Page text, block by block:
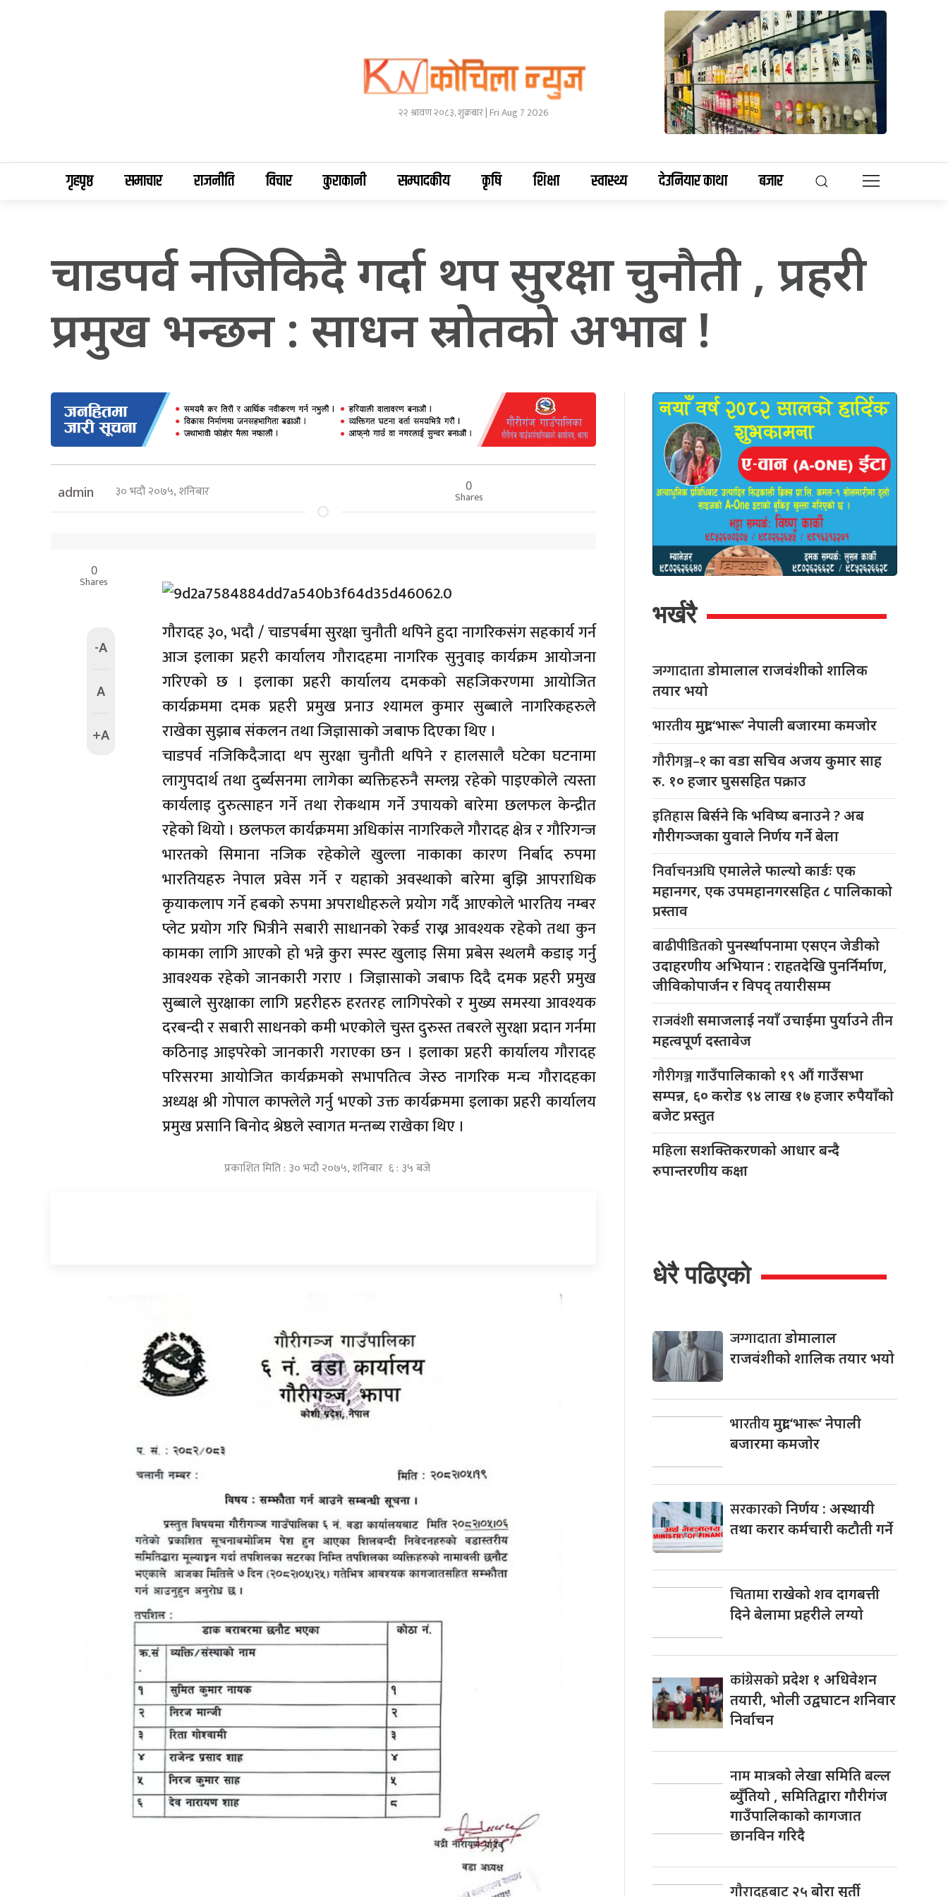
२२ श्रावण २०८३, शुक्रबार | Fri Aug 7 2026
गृहपृष्ठ समाचार राजनीति विचार कुराकानी सम्पादकीय कृषि शिक्षा स्वास्थ्य देउनियार काथा बजार
चाडपर्व नजिकिदै गर्दा थप सुरक्षा चुनौती , प्रहरी
प्रमुख भन्छन : साधन स्रोतको अभाब !
admin ३० भदौ २०७५, शनिबार 0
Shares
0
Shares
-A
A
+A
गाैरादह ३०, भदाै / चाडपर्बमा सुरक्षा चुनौती थपिने हुदा नागरिकसंग सहकार्य गर्न
आज इलाका प्रहरी कार्यालय गौरादहमा नागरिक सुनुवाइ कार्यक्रम आयोजना
गरिएको छ । इलाका प्रहरी कार्यालय दमकको सहजिकरणमा आयोजित
कार्यक्रममा दमक प्रहरी प्रमुख प्रनाउ श्यामल कुमार सुब्बाले नागरिकहरुले
राखेका सुझाब संकलन तथा जिज्ञासाको जबाफ दिएका थिए ।
चाडपर्व नजिकिदैजादा थप सुरक्षा चुनौती थपिने र हालसालै घटेका घटनामा
लागुपदार्थ तथा दुर्ब्यसनमा लागेका ब्यक्तिहरुनै सम्लग्न रहेको पाइएकोले त्यस्ता
कार्यलाइ दुरुत्साहन गर्ने तथा रोकथाम गर्ने उपायको बारेमा छलफल केन्द्रीत
रहेको थियो । छलफल कार्यक्रममा अधिकांंस नागरिकले गौरादह क्षेत्र र गौरिगन्ज
भारतको सिमाना नजिक रहेकोले खुल्ला नाकाका कारण निर्बाद रुपमा
भारतियहरु नेपाल प्रवेस गर्ने र यहाको अवस्थाको बारेमा बुझि आपराधिक
कृयाकलाप गर्ने हबको रुपमा अपराधीहरुले प्रयोग गर्दै आएकोले भारतिय नम्बर
प्लेट प्रयाेग गरि भित्रीने सबारी साधानको रेकर्ड राख्न आवश्यक रहेको तथा कुन
कामका लागि आएको हो भन्ने कुरा स्पस्ट खुलाइ सिमा प्रबेस स्थलमै कडाइ गर्नु
आवश्यक रहेको जानकारी गराए । जिज्ञासाको जबाफ दिदै दमक प्रहरी प्रमुख
सुब्बाले सुरक्षाका लागि प्रहरीहरु हरतरह लागिपरेको र मुख्य समस्या आवश्यक
दरबन्दी र सबारी साधनको कमी भएकोले चुस्त दुरुस्त तबरले सुरक्षा प्रदान गर्नमा
कठिनाइ आइपरेको जानकारी गराएका छन । इलाका प्रहरी कार्यालय गौरादह
परिसरमा आयोजित कार्यक्रमको सभापतित्व जेस्ठ नागरिक मन्च गौरादहका
अध्यक्ष श्री गोपाल काफ्लेले गर्नु भएको उक्त कार्यक्रममा इलाका प्रहरी कार्यालय
प्रमुख प्रसानि बिनोद श्रेष्ठले स्वागत मन्तब्य राखेका थिए ।
प्रकाशित मिति : ३० भदौ २०७५, शनिबार ६ : ३५ बजे
भर्खरै
जग्गादाताडोमालाल राजवंशीको शालिक
तयार भयो
भारतीयमुद्रा ‘भारू’ नेपाली बजारमा कमजाेर
गौरीगञ्ज–१का वडा सचिव अजय कुमार साह
रु. १० हजार घुससहित पक्राउ
इतिहासबिर्सने कि भविष्य बनाउने ? अब
गौरीगञ्जका युवाले निर्णय गर्ने बेला
निर्वाचनअघिएमालेले फाल्यो कार्डः एक
महानगर, एक उपमहानगरसहित ८ पालिकाको
प्रस्ताव
बाढीपीडितकोपुनर्स्थापनामा एसएन जेडीको
उदाहरणीय अभियान : राहतदेखि पुनर्निर्माण,
जीविकोपार्जन र विपद् तयारीसम्म
राजवंशीसमाजलाई नयाँ उचाईमा पुर्याउने तीन
महत्वपूर्ण दस्तावेज
गौरीगञ्जगाउँपालिकाको १९ औं गाउँसभा
सम्पन्न, ६० करोड ९४ लाख १७ हजार रुपैयाँको
बजेट प्रस्तुत
महिलासशक्तिकरणको आधार बन्दै
रुपान्तरणीय कक्षा
धेरै पढिएको
जग्गादाताडोमालाल
राजवंशीको शालिक तयार भयो
भारतीयमुद्रा ‘भारू’ नेपाली
बजारमा कमजाेर
सरकारकोनिर्णय : अस्थायी
तथा करार कर्मचारी कटौती गर्ने
चितामाराखेको शव दागबत्ती
दिने बेलामा प्रहरीले लग्यो
कांग्रेसकाेप्रदेश १ अधिवेशन
तयारी, भाेली उद्वघाटन शनिवार
निर्वाचन
नाममात्रकाे लेखा समिति बल्ल
ब्युँतियाे , समितिद्वारा गाैरीगंज
गाउँपालिकाकाे कागजात
छानविन गरिदै
गाैरादहबाट २५ बाेेरा सुर्ती